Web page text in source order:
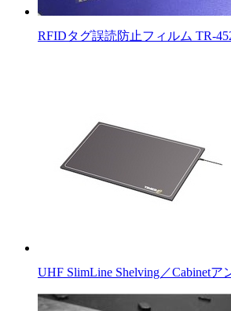
RFIDタグ誤読防止フィルム TR-
UHF SlimLine Shelving／Cabinetア